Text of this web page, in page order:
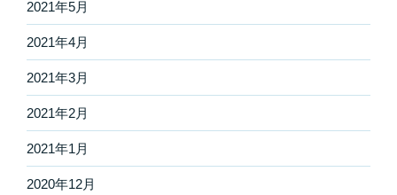
2021年5月
2021年4月
2021年3月
2021年2月
2021年1月
2020年12月